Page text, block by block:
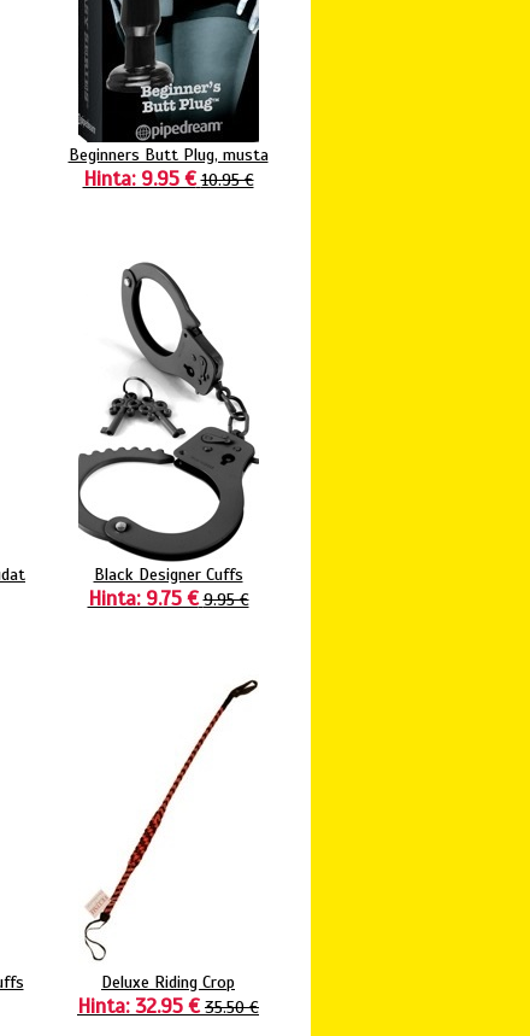
Beginners Butt Plug, musta
Hinta: 9.95 € 10.95 €
Black Designer Cuffs
Hinta: 9.75 € 9.95 €
Deluxe Riding Crop
Hinta: 32.95 € 35.50 €